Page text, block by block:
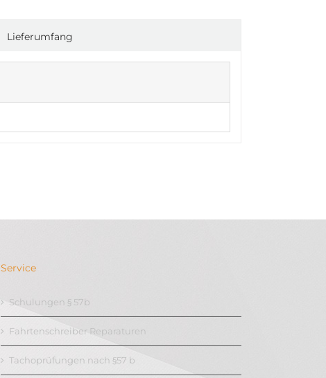
Lieferumfang
Service
Schulungen § 57b
Fahrtenschreiber Reparaturen
Tachoprüfungen nach §57 b